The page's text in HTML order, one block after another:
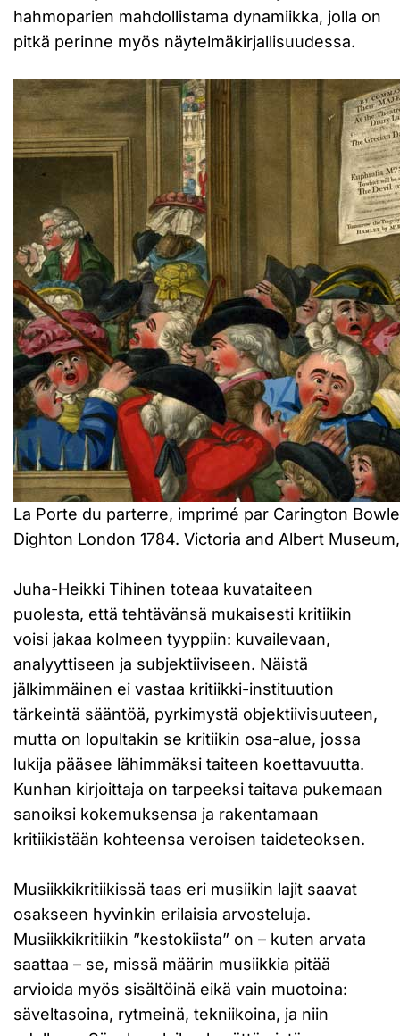
hahmoparien mahdollistama dynamiikka, jolla on
pitkä perinne myös näytelmäkirjallisuudessa.
La Porte du parterre, imprimé par Carington
Dighton London 1784. Victoria and Albert
Juha-Heikki Tihinen toteaa kuvataiteen
puolesta, että tehtävänsä mukaisesti kritiikin
voisi jakaa kolmeen tyyppiin: kuvailevaan,
analyyttiseen ja subjektiiviseen. Näistä
jälkimmäinen ei vastaa kritiikki-instituution
tärkeintä sääntöä, pyrkimystä objektiivisuuteen,
mutta on lopultakin se kritiikin osa-alue, jossa
lukija pääsee lähimmäksi taiteen koettavuutta.
Kunhan kirjoittaja on tarpeeksi taitava pukemaan
sanoiksi kokemuksensa ja rakentamaan
kritiikistään kohteensa veroisen taideteoksen.
Musiikkikritiikissä taas eri musiikin lajit saavat
osakseen hyvinkin erilaisia arvosteluja.
Musiikkikritiikin ”kestokiista” on – kuten arvata
saattaa – se, missä määrin musiikkia pitää
arvioida myös sisältöinä eikä vain muotoina:
säveltasoina, rytmeinä, tekniikoina, ja niin